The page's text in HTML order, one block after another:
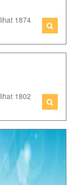
1874
1802